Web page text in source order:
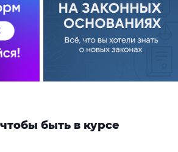
быть в курсе